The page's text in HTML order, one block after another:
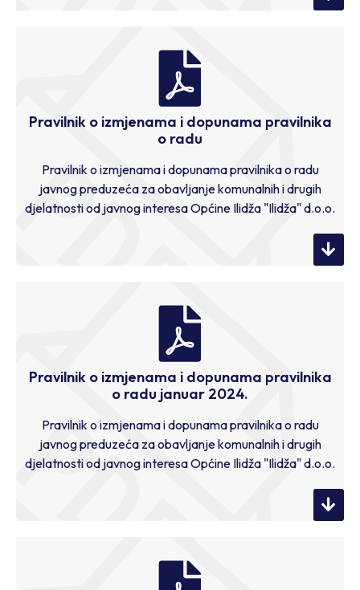
Pravilnik o izmjenama i dopunama pravilnika
o radu
Pravilnik o izmjenama i dopunama pravilnika o radu
javnog preduzeća za obavljanje komunalnih i drugih
djelatnosti od javnog interesa Općine Ilidža "Ilidža" d.o.o.
Pravilnik o izmjenama i dopunama pravilnika
o radu januar 2024.
Pravilnik o izmjenama i dopunama pravilnika o radu
javnog preduzeća za obavljanje komunalnih i drugih
djelatnosti od javnog interesa Općine Ilidža "Ilidža" d.o.o.